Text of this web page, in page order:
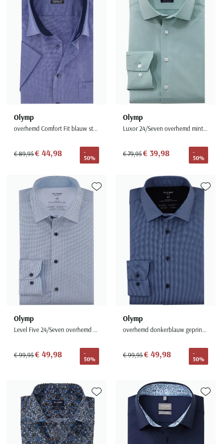
Olymp
overhemd Comfort Fit blauw strijkvrij
€ 89,95€ 44,98
-
50%
Olymp
Luxor 24/Seven overhemd mintgroen
€ 79,95€ 39,98
-
50%
Olymp
Level Five 24/Seven overhemd mouwlengte-7 blauw
€ 99,95€ 49,98
-
50%
Toevoegen aan favorieten
Olymp
overhemd donkerblauw geprint 24/Seven Dynamic Flex Jersey
€ 99,95€ 49,98
-
50%
Toevoegen aan favorieten